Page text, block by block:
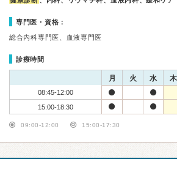
専門医・資格：
総合内科専門医、血液専門医
診療時間
月 火 水 木
08:45-12:00
15:00-18:30
09:00-12:00 15:00-17:30